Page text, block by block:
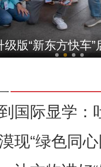
你为邻】新疆水
级版“新东方快车
国际显学：
现“绿色同